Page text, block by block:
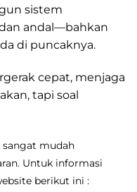
sistem
andal—bahkan
di puncaknya.
cepat, menjaga
tapi soal
sangat mudah
Untuk informasi
berikut ini :